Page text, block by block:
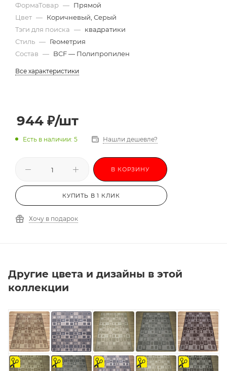
ФормаТовар — Прямой
Цвет — Коричневый, Серый
Тэги для поиска — квадратики
Стиль — Геометрия
Состав — BCF — Полипропилен
Все характеристики
944 ₽/шт
Есть в наличии: 5 Нашли дешевле?
В КОРЗИНУ
КУПИТЬ В 1 КЛИК
Хочу в подарок
Другие цвета и дизайны в этой
коллекции
на
отрез
на
отрез
на
отрез
на
отрез
на
отрез